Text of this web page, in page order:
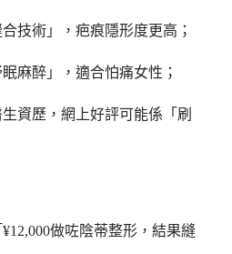
技術」，疤痕隱形度更高；
麻醉」，適合怕痛女性；
資歷，網上好評可能係「刷
做咗陰蒂整形，結果縫